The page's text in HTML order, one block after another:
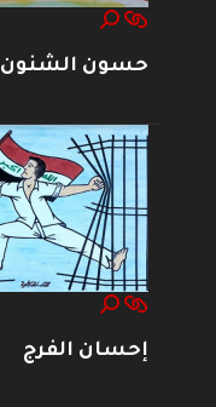
حسون الشنون
إحسان الفرج